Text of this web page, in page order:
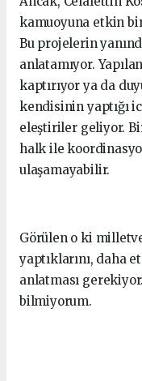
kamuoyuna etkin
Bu projelerin
anlatamıyor.
kaptırıyor ya da
kendisinin yaptığı
eleştiriler geliyor.
halk ile
ulaşamayabilir.
Görülen o ki
yaptıklarını, daha
anlatması
bilmiyorum.